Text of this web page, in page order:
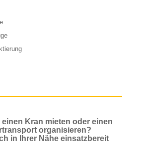
Kran mieten oder einen
organisieren?
in Ihrer Nähe einsatzbereit